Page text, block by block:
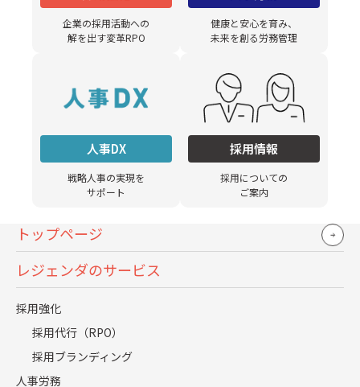
企業の採用活動への
解を出す変革RPO
健康と安心を育み、
未来を創る労務管理
人事DX
戦略人事の実現を
サポート
採用情報
採用についての
ご案内
トップページ
レジェンダのサービス
採用強化
採用代行（RPO）
採用ブランディング
人事労務
のようにお考えですか。
壊れた設備を直したり清掃したりと、建物
の維持・メンテナンスを中心に行う会社か
ら、テナント誘致などで不動産の資産価値
を高め、積極的に収益を生み出していく
「プロパティマネジメント」へシフトし始
井不動産株式会社から当社に任せてもらえ
るようになり、自ら事業を推進していく立
場へと変化していきました。
現在では、新規事業や街全体のエリアマネ
ジメントに加え、物流施設（ロジスティク